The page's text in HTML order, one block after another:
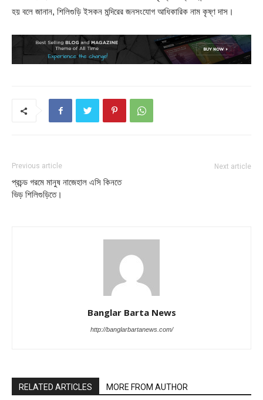
হয় বলে জানান, শিলিগুড়ি ইসকন মন্দিরের জনসংযোগ আধিকারিক নাম কৃষ্ণ দাস।
Previous article
প্রচন্ড গরমে মানুষ নাজেহাল এসি কিনতে
ভিড় শিলিগুড়িতে।
Next article
Banglar Barta News
http://banglarbartanews.com/
RELATED ARTICLES MORE FROM AUTHOR